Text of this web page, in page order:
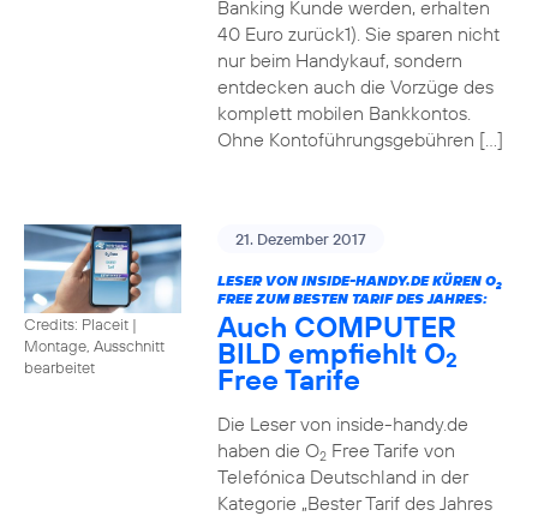
Banking Kunde werden, erhalten
40 Euro zurück1). Sie sparen nicht
nur beim Handykauf, sondern
entdecken auch die Vorzüge des
komplett mobilen Bankkontos.
Ohne Kontoführungsgebühren […]
Credits: Placeit |
Montage, Ausschnitt
bearbeitet
21. Dezember 2017
LESER VON INSIDE-HANDY.DE KÜREN O2
FREE ZUM BESTEN TARIF DES JAHRES:
Auch COMPUTER
BILD empfiehlt O2
Free Tarife
Die Leser von inside-handy.de
haben die O2Free Tarife von
Telefónica Deutschland in der
Kategorie „Bester Tarif des Jahres